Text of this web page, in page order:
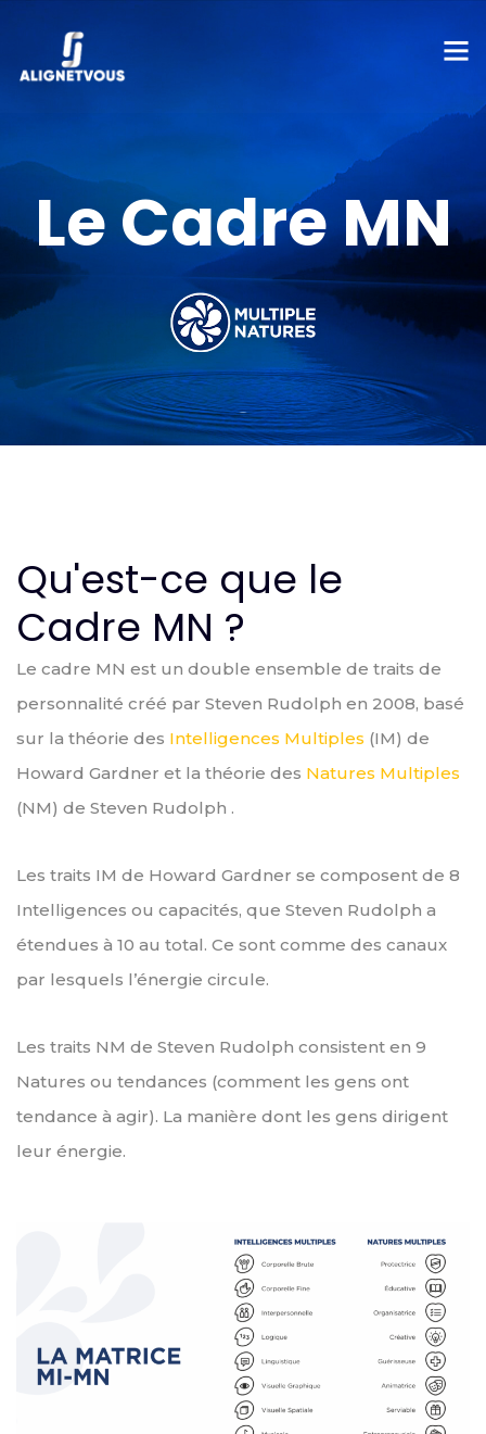
Le Cadre MN
Qu'est-ce que le
Cadre MN ?
Le cadre MN est un double ensemble de traits de
personnalité créé par Steven Rudolph en 2008, basé
sur la théorie des Intelligences Multiples (IM) de
Howard Gardner et la théorie des Natures Multiples
(NM) de Steven Rudolph .
Les traits IM de Howard Gardner se composent de 8
Intelligences ou capacités, que Steven Rudolph a
étendues à 10 au total. Ce sont comme des canaux
par lesquels l’énergie circule.
Les traits NM de Steven Rudolph consistent en 9
Natures ou tendances (comment les gens ont
tendance à agir). La manière dont les gens dirigent
leur énergie.